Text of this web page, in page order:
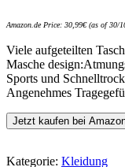
Amazon.de Price: 30,99€(as of 30/
Viele aufgeteilten
Masche
Sports und
Angenehmes
Jetzt kaufen bei
Kategorie: Kleidung